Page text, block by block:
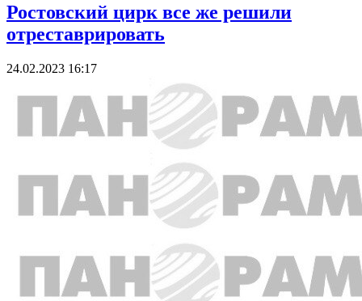
Ростовский цирк все же решили
отреставрировать
24.02.2023 16:17